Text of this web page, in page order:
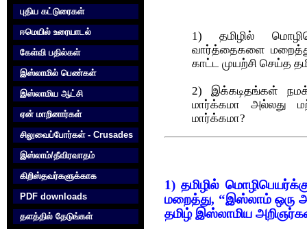
புதிய கட்டுரைகள்
ஈமெயில் உரையாடல்
கேள்வி பதில்கள்
இஸ்லாமில் பெண்கள்
இஸ்லாமிய ஆட்சி
ஏன் மாறினார்கள்
சிலுவைப்போர்கள் - Crusades
இஸ்லாம்/தீவிரவாதம்
கிறிஸ்தவர்களுக்காக‌
PDF downloads
தளத்தில் தேடுங்கள்
1) தமிழில்
வார்த்தைகளை
காட்ட‌ முயற்சி செய்த
2) இக்கடிதங்கள்
மார்க்கமா அல்லது
மார்க்கமா?
1) தமிழில்
மறைத்து, “இஸ்லாம் ஒரு
தமிழ் இஸ்லாமிய